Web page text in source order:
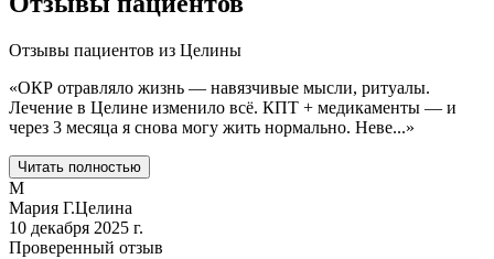
Отзывы пациентов из Целины
«ОКР отравляло жизнь — навязчивые мысли, ритуалы.
Лечение в Целине изменило всё. КПТ + медикаменты — и
через 3 месяца я снова могу жить нормально. Неве...»
Читать полностью
М
Мария Г.Целина
10 декабря 2025 г.
Проверенный отзыв